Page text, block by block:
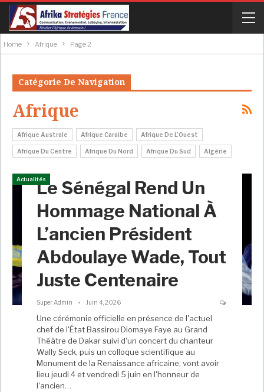
Home Afrique Page 2
Catégorie De Navigation
Afrique
Afrique Australe Afrique Caraibe Afrique De L’Ouest
Afrique Du Centre Afrique Du Nord Afrique Du Sud Algérie
ActualitésLe Sénégal Rend Un
Hommage National À
L’ancien Président
Abdoulaye Wade, Tout
Juste Centenaire
Super Admin Juin 4, 2026
Une cérémonie officielle en présence de l'actuel
chef de l'État Bassirou Diomaye Faye au Grand
Théâtre de Dakar suivi d'un concert du chanteur
Wally Seck, puis un colloque scientifique au
Monument de la Renaissance africaine, vont avoir
lieu jeudi 4 et vendredi 5 juin en l'honneur de
l'ancien…